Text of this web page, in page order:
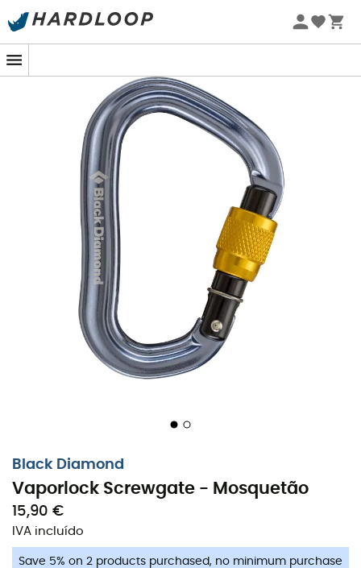
Promoções de verão 🔥 -5% EXTRA a partir de 2 produtos*
Black Diamond
Vaporlock Screwgate - Mosquetão
15,90 €
IVA incluído
Save 5% on 2 products purchased, no minimum purchase